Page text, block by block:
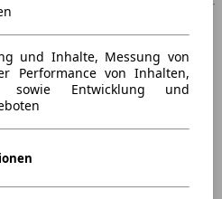
und Inhalte, Messung von
Performance von Inhalten,
sowie Entwicklung und